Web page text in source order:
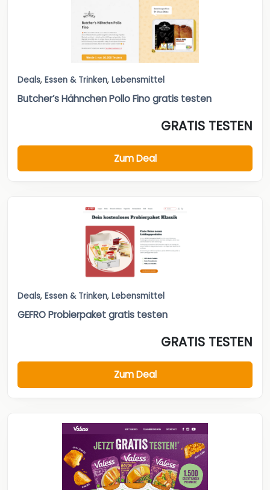
Deals, Essen & Trinken, Lebensmittel
Butcher’s Hähnchen Pollo Fino gratis testen
GRATIS TESTEN
Zum Deal
Deals, Essen & Trinken, Lebensmittel
GEFRO Probierpaket gratis testen
GRATIS TESTEN
Zum Deal